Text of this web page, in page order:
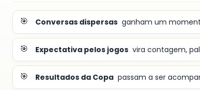
🎯 Conversas dispersas ganham um
🎯 Expectativa pelos jogos vira contagem,
🎯 Resultados da Copa passam a ser